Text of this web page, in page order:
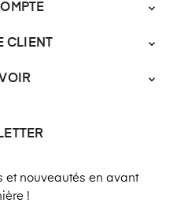

CLIENT 

et nouveautés en avant
!